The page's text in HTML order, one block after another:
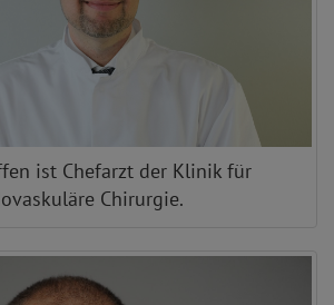
ist Chefarzt der Klinik für
Chirurgie.